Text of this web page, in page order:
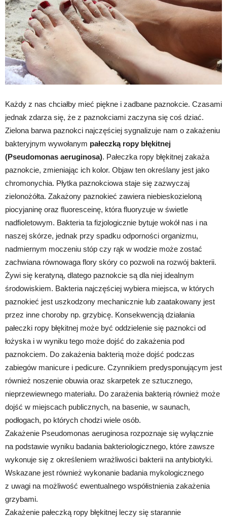
Każdy z nas chciałby mieć piękne i zadbane paznokcie. Czasami
jednak zdarza się, że z paznokciami zaczyna się coś dziać.
Zielona barwa paznokci najczęściej sygnalizuje nam o zakażeniu
bakteryjnym wywołanym pałeczką ropy błękitnej
(Pseudomonas aeruginosa). Pałeczka ropy błękitnej zakaża
paznokcie, zmieniając ich kolor. Objaw ten określany jest jako
chromonychia. Płytka paznokciowa staje się zazwyczaj
zielonożółta. Zakażony paznokieć zawiera niebieskozieloną
piocyjaninę oraz fluoresceinę, która fluoryzuje w świetle
nadfioletowym. Bakteria ta fizjologicznie bytuje wokół nas i na
naszej skórze, jednak przy spadku odporności organizmu,
nadmiernym moczeniu stóp czy rąk w wodzie może zostać
zachwiana równowaga flory skóry co pozwoli na rozwój bakterii.
Żywi się keratyną, dlatego paznokcie są dla niej idealnym
środowiskiem. Bakteria najczęściej wybiera miejsca, w których
paznokieć jest uszkodzony mechanicznie lub zaatakowany jest
przez inne choroby np. grzybicę. Konsekwencją działania
pałeczki ropy błękitnej może być oddzielenie się paznokci od
łożyska i w wyniku tego może dojść do zakażenia pod
paznokciem. Do zakażenia bakterią może dojść podczas
zabiegów manicure i pedicure. Czynnikiem predysponującym jest
również noszenie obuwia oraz skarpetek ze sztucznego,
nieprzewiewnego materiału. Do zarażenia bakterią również może
dojść w miejscach publicznych, na basenie, w saunach,
podłogach, po których chodzi wiele osób.
Zakażenie Pseudomonas aeruginosa rozpoznaje się wyłącznie
na podstawie wyniku badania bakteriologicznego, które zawsze
wykonuje się z określeniem wrażliwości bakterii na antybiotyki.
Wskazane jest również wykonanie badania mykologicznego
z uwagi na możliwość ewentualnego współistnienia zakażenia
grzybami.
Zakażenie pałeczką ropy błękitnej leczy się starannie